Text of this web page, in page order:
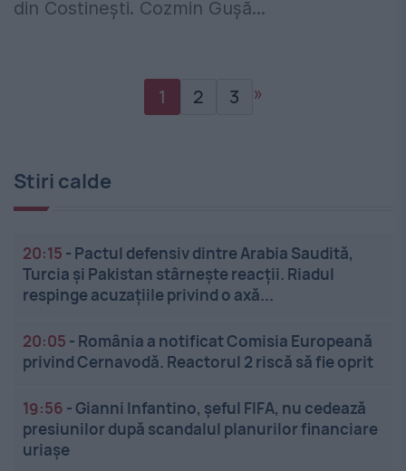
din Costinești. Cozmin Gușă...
1 2 3 »
Stiri calde
20:15 - Pactul defensiv dintre Arabia Saudită,
Turcia și Pakistan stârnește reacții. Riadul
respinge acuzațiile privind o axă...
20:05 - România a notificat Comisia Europeană
privind Cernavodă. Reactorul 2 riscă să fie oprit
19:56 -Gianni Infantino, șeful FIFA, nu cedează
presiunilor după scandalul planurilor financiare
uriașe